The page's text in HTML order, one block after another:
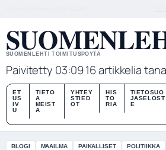
SUOMENLEHTI TOIMITUSPOYTA
Paivitetty 03:0916 artikkelia
ET
US
IV
U
TIETO
A
MEIST
Ä
YHTEY
STIED
OT
HIS
TO
RIA
TIETOSUO
JASELOST
E
BLOGI MAAILMA PAIKALLISET POLITIIKKA